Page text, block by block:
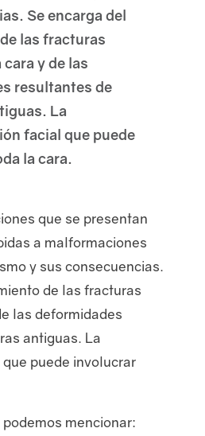
de Eventos
Se encarga del
las fracturas
y de las
resultantes de
La
facial que puede
la cara.
que se presentan
a malformaciones
y sus consecuencias.
de las fracturas
las deformidades
antiguas. La
puede involucrar
mencionar: